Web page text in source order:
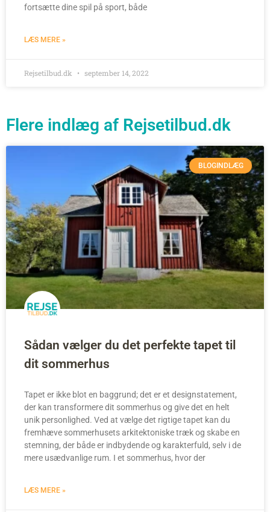
fortsætte dine spil på sport, både
LÆS MERE »
Rejsetilbud.dk september 14, 2022
Flere indlæg af Rejsetilbud.dk
BLOGINDLÆG
Sådan vælger du det perfekte tapet til
dit sommerhus
Tapet er ikke blot en baggrund; det er et designstatement,
der kan transformere dit sommerhus og give det en helt
unik personlighed. Ved at vælge det rigtige tapet kan du
fremhæve sommerhusets arkitektoniske træk og skabe en
stemning, der både er indbydende og karakterfuld, selv i de
mere usædvanlige rum. I et sommerhus, hvor der
LÆS MERE »